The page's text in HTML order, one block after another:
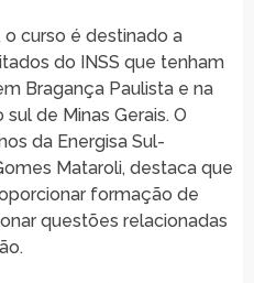
curso é destinado a
do INSS que tenham
Bragança Paulista e na
de Minas Gerais. O
da Energisa Sul-
Mataroli, destaca que
formação de
questões relacionadas